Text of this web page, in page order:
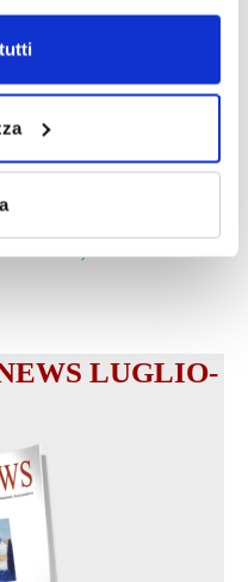
grande
alla Convention degli
LUGLIO-